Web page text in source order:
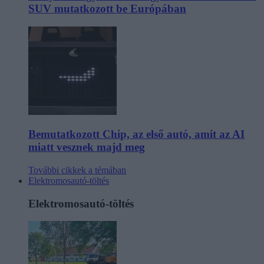
SUV mutatkozott be Európában
Bemutatkozott Chip, az első autó, amit az AI
miatt vesznek majd meg
További cikkek a témában
Elektromosautó-töltés
Elektromosautó-töltés